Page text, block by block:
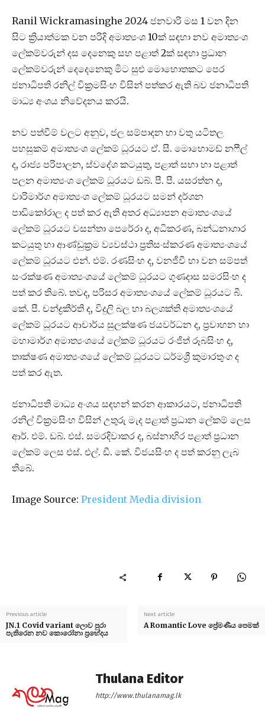
Ranil Wickramasinghe 2024 ජනවාරි මස 1 වන දින
සිට ක්‍රියාත්මක වන පරිදි අමාත්‍යංශ 10ක් සඳහා නව අමාත්‍යංශ
ලේකම්වරුන් දස දෙනෙකු සහ පළාත් 2ක් සඳහා ප්‍රධාන
ලේකම්වරුන් දෙදෙනෙකු මිට සුළු මොහොතකට පෙර
ජනාධිපති රනිල් වික්‍රමසිංහ විසින් පත්කර ඇති බව ජනාධිපති
මාධ්‍ය අංශය නිවේදනය කරයි.
නව පත්වීම් වලට අනුව, ජල සම්පාදන හා වතු යටිතල
පහසුකම් අමාත්‍යංශ ලේකම් ධූරයට ඒ. සී. මොහොමඩ් නෆීල්
ද, රාජ්‍ය පරිපාලන, ස්වදේශ කටයුතු, පළාත් සභා හා පළාත්
පලන අමාත්‍යංශ ලේකම් ධූරයට ඩබ්. පී. පී. යසරත්න ද,
වාරිමාර්ග අමාත්‍යංශ ලේකම් ධූරයට සමන් දර්ශන
පාඬිකෝරාල ද පත් කර ඇති අතර අධ්‍යාපන අමාත්‍යංශයේ
ලේකම් ධූරයට වසන්තා පෙරේරා ද, අධිකරණ, බන්ධනාගාර
කටයුතු හා ආණ්ඩුක්‍රම ව්‍යවස්ථා ප්‍රතිසංස්කරණ අමාත්‍යංශයේ
ලේකම් ධූරයට එන්. එම්. රණසිංහ ද, වනජීවී හා වන සම්පත්
සංරක්ෂණ අමාත්‍යංශයේ ලේකම් ධූරයට ගුණදාස සමරසිංහ ද
පත් කර තිබේ. තවද, පරිසර අමාත්‍යංශයේ ලේකම් ධූරයට බී.
කේ. පී. චන්ද්‍රකීර්ති ද, විදුලි බල හා බලශක්ති අමාත්‍යංශයේ
ලේකම් ධූරයට ආචාර්ය සුලක්ෂණ ජයවර්ධන ද, ප්‍රවාහන හා
මහාමාර්ග අමාත්‍යංශයේ ලේකම් ධූරයට රංජිත් රූබසිංහ ද,
තාක්ෂණ අමාත්‍යංශයේ ලේකම් ධූරයට ධර්මශ්‍රී කුමාරතුංග ද
පත් කර ඇත.
ජනාධිපති මාධ්‍ය අංශය සඳහන් කරන ආකාරයට, ජනාධිපති
රනිල් වික්‍රමසිංහ විසින් උතුරු මැද පළාත් ප්‍රධාන ලේකම් ලෙස
ආර්. එම්. ඩබ්. එස්. සමරදිවාකර ද, බස්නාහිර පළාත් ප්‍රධාන
ලේකම් ලෙස එස්. එල්. ඩී. කේ. විජයසිංහ ද පත් කරනු ලැබ
තිබේ.
Image Source: President Media division
Previous article
JN.1 Covid variant ලොව පුරා
පැතිරෙන නව කොරෝනා ප්‍රභේදය
Next article
A Romantic Love ප්‍රේමණීය පෙමක්
Thulana Editor
http://www.thulanamag.lk